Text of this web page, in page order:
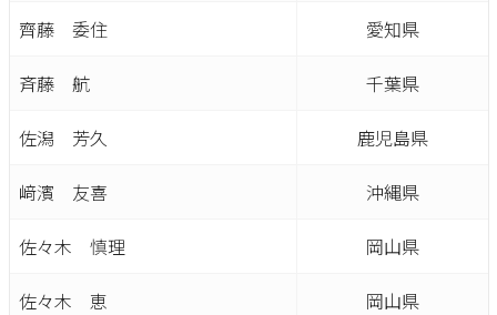
齊藤 委住 愛知県
斉藤 航 千葉県
佐潟 芳久 鹿児島県
﨑濱 友喜 沖縄県
佐々木 慎理 岡山県
佐々木 恵 岡山県